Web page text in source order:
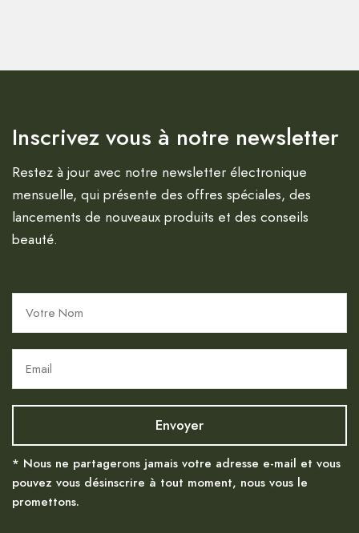
Inscrivez vous à notre newsletter
Restez à jour avec notre newsletter électronique
mensuelle, qui présente des offres spéciales, des
lancements de nouveaux produits et des conseils
beauté.
* Nous ne partagerons jamais votre adresse e-mail et vous
pouvez vous désinscrire à tout moment, nous vous le
promettons.